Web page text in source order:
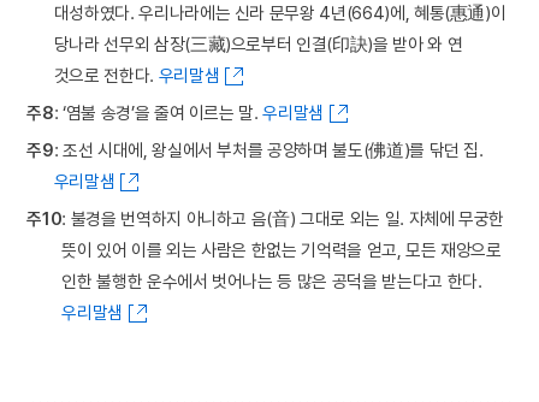
대성하였다. 우리나라에는 신라 문무왕 4년(664)에, 혜통(惠通)이
당나라 선무외 삼장(三藏)으로부터 인결(印訣)을 받아 와 연
것으로 전한다. 우리말샘
주8: ‘염불 송경’을 줄여 이르는 말.우리말샘
주9: 조선 시대에, 왕실에서 부처를 공양하며 불도(佛道)를 닦던 집.
우리말샘
주10: 불경을 번역하지 아니하고 음(音) 그대로 외는 일. 자체에 무궁한
뜻이 있어 이를 외는 사람은 한없는 기억력을 얻고, 모든 재앙으로
인한 불행한 운수에서 벗어나는 등 많은 공덕을 받는다고 한다.
우리말샘